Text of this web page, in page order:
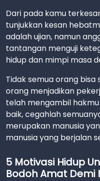
Dari pada kamu
tunjukkan kesan
adalah ujian, namun
tantangan menguji
hidup dan mimpi masa
Tidak semua orang bisa
orang menjadikan
telah mengambil
baik, cegahlah
merupakan manusia
manusia yang berjalan
5 Motivasi Hidup
Bodoh Amat Demi